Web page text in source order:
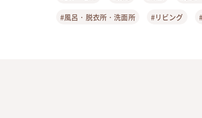
#風呂・脱衣所・洗面所 #リビング